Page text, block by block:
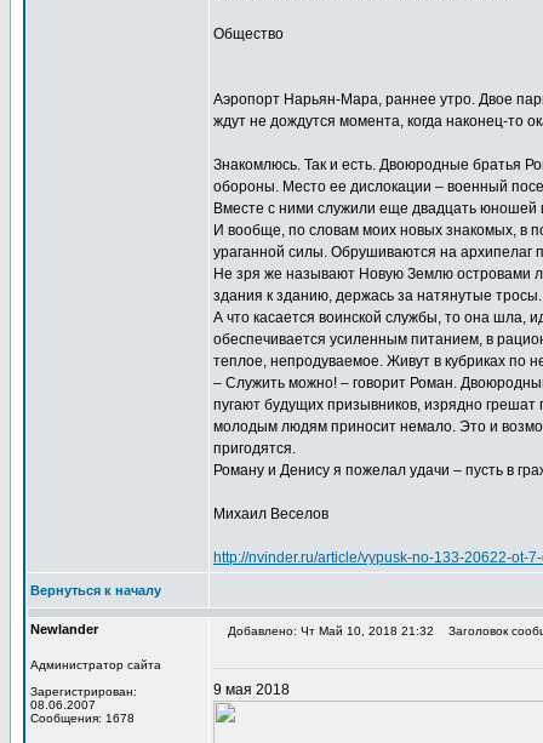
Общество
Аэропорт Нарьян-Мара, раннее утро. Двое
ждут не дождутся момента, когда наконец-то
Знакомлюсь. Так и есть. Двоюродные братья
обороны. Место ее дислокации – военный
Вместе с ними служили еще двадцать юношей
И вообще, по словам моих новых знакомых, в
ураганной силы. Обрушиваются на архипелаг
Не зря же называют Новую Землю островами
здания к зданию, держась за натянутые тросы.
А что касается воинской службы, то она шла,
обеспечивается усиленным питанием, в
теплое, непродуваемое. Живут в кубриках по
– Служить можно! – говорит Роман.
пугают будущих призывников, изрядно
молодым людям приносит немало. Это и
пригодятся.
Роману и Денису я пожелал удачи – пусть в
Михаил Веселов
http://nvinder.ru/article/vypusk-no-133-20622-ot-
Вернуться к началу
Newlander
Администратор сайта
Зарегистрирован:
08.06.2007
Сообщения: 1678
Добавлено: Чт Май 10, 2018 21:32 Заголовок
9 мая 2018